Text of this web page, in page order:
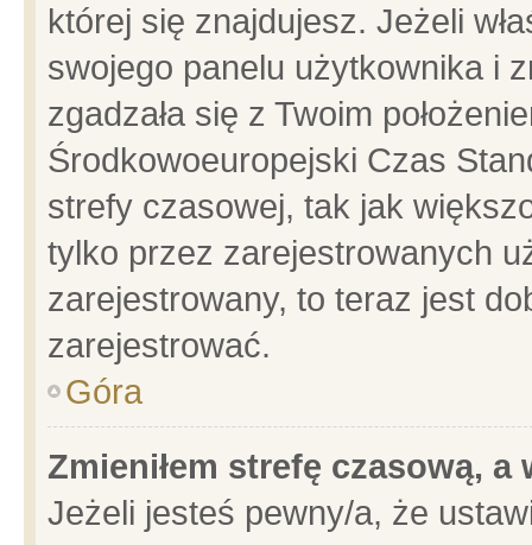
której się znajdujesz. Jeżeli
swojego panelu użytkownika i
zgadzała się z Twoim
Środkowoeuropejski Czas
strefy czasowej, tak jak
tylko przez zarejestrowanych
zarejestrowany, to teraz jest
zarejestrować.
Góra
Zmieniłem strefę czasową,
Jeżeli jesteś pewny/a, że